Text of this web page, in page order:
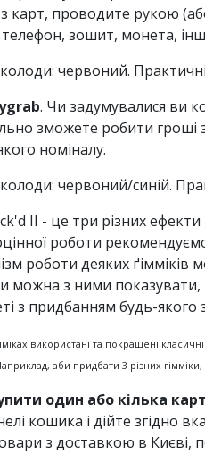
карт, проводите рукою
телефон, зошит, монета,
червоний.
. Чи задумувалися ви
зможете робити гроші
номіналу.
червоний/синій.
II - це три різних ефекти
роботи
роботи деяких ґімміків
можна з ними
з придбанням будь-якого
використані та покращені
аби придбати 3 різних
один або кілька
кошика і дійте згідно
з доставкою в Києві,